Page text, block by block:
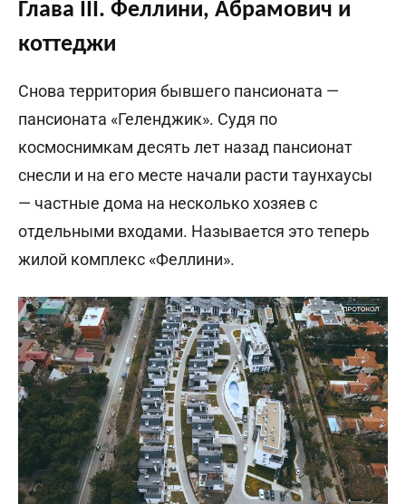
Глава III. Феллини, Абрамович и
коттеджи
Снова территория бывшего пансионата —
пансионата «Геленджик». Судя по
космоснимкам десять лет назад пансионат
снесли и на его месте начали расти таунхаусы
— частные дома на несколько хозяев с
отдельными входами. Называется это теперь
жилой комплекс «Феллини».